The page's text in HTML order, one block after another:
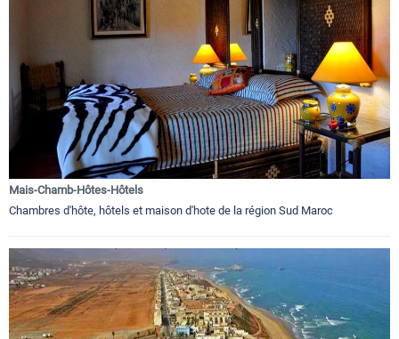
Mais-Chamb-Hôtes-Hôtels
Chambres d'hôte, hôtels et maison d'hote de la région Sud Maroc